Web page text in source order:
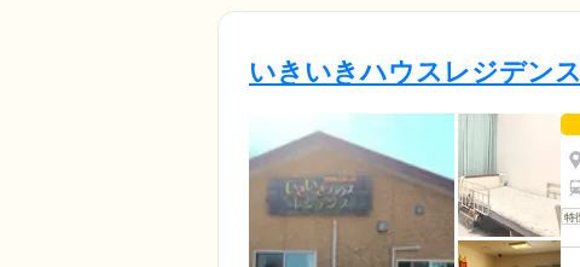
いきいきハウスレジデンス